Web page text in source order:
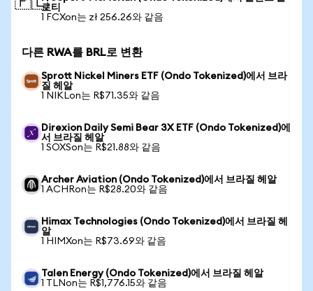
로티
1 FCXon는 zł 256.26와 같음
다른 RWA를 BRL로 변환
Sprott Nickel Miners ETF (Ondo Tokenized)에서 브라
질 헤알
1 NIKLon는 R$71.35와 같음
Direxion Daily Semi Bear 3X ETF (Ondo Tokenized)에
서 브라질 헤알
1 SOXSon는 R$21.88와 같음
Archer Aviation (Ondo Tokenized)에서 브라질 헤알
1 ACHRon는 R$28.20와 같음
Himax Technologies (Ondo Tokenized)에서 브라질 헤
알
1 HIMXon는 R$73.69와 같음
Talen Energy (Ondo Tokenized)에서 브라질 헤알
1 TLNon는 R$1,776.15와 같음